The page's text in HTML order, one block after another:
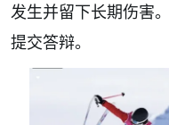
发生并留下长期伤害
提交答辩。